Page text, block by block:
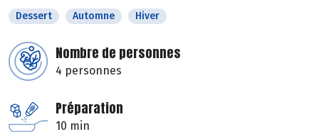
Dessert Automne Hiver
Nombre de personnes
4 personnes
Préparation
10 min